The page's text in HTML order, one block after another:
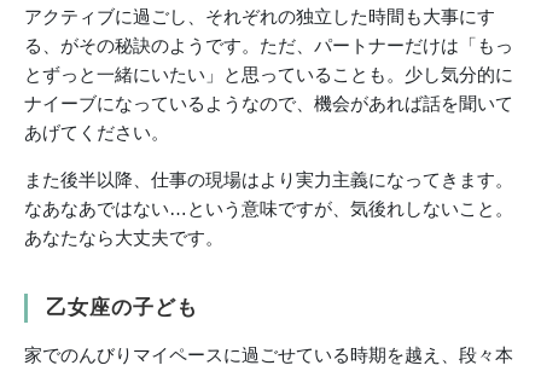
アクティブに過ごし、それぞれの独立した時間も大事にす
る、がその秘訣のようです。ただ、パートナーだけは「もっ
とずっと一緒にいたい」と思っていることも。少し気分的に
ナイーブになっているようなので、機会があれば話を聞いて
あげてください。
また後半以降、仕事の現場はより実力主義になってきます。
なあなあではない…という意味ですが、気後れしないこと。
あなたなら大丈夫です。
乙女座の子ども
家でのんびりマイペースに過ごせている時期を越え、段々本